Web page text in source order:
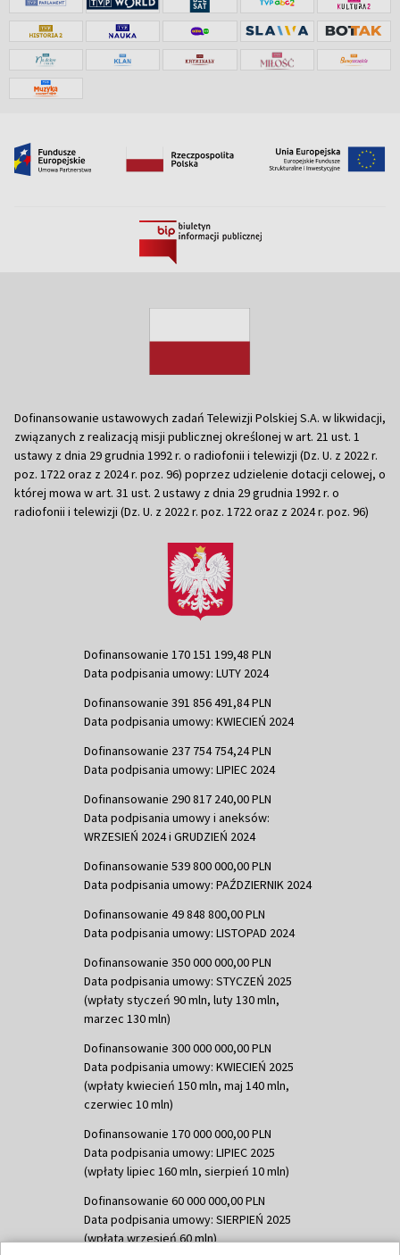
Dofinansowanie ustawowych zadań Telewizji Polskiej S.A. w likwidacji,
związanych z realizacją misji publicznej określonej w art. 21 ust. 1
ustawy z dnia 29 grudnia 1992 r. o radiofonii i telewizji (Dz. U. z 2022 r.
poz. 1722 oraz z 2024 r. poz. 96) poprzez udzielenie dotacji celowej, o
której mowa w art. 31 ust. 2 ustawy z dnia 29 grudnia 1992 r. o
radiofonii i telewizji (Dz. U. z 2022 r. poz. 1722 oraz z 2024 r. poz. 96)
Dofinansowanie 170 151 199,48 PLN
Data podpisania umowy: LUTY 2024
Dofinansowanie 391 856 491,84 PLN
Data podpisania umowy: KWIECIEŃ 2024
Dofinansowanie 237 754 754,24 PLN
Data podpisania umowy: LIPIEC 2024
Dofinansowanie 290 817 240,00 PLN
Data podpisania umowy i aneksów:
WRZESIEŃ 2024 i GRUDZIEŃ 2024
Dofinansowanie 539 800 000,00 PLN
Data podpisania umowy: PAŹDZIERNIK 2024
Dofinansowanie 49 848 800,00 PLN
Data podpisania umowy: LISTOPAD 2024
Dofinansowanie 350 000 000,00 PLN
Data podpisania umowy: STYCZEŃ 2025
(wpłaty styczeń 90 mln, luty 130 mln,
marzec 130 mln)
Dofinansowanie 300 000 000,00 PLN
Data podpisania umowy: KWIECIEŃ 2025
(wpłaty kwiecień 150 mln, maj 140 mln,
czerwiec 10 mln)
Dofinansowanie 170 000 000,00 PLN
Data podpisania umowy: LIPIEC 2025
(wpłaty lipiec 160 mln, sierpień 10 mln)
Dofinansowanie 60 000 000,00 PLN
Data podpisania umowy: SIERPIEŃ 2025
(wpłata wrzesień 60 mln)